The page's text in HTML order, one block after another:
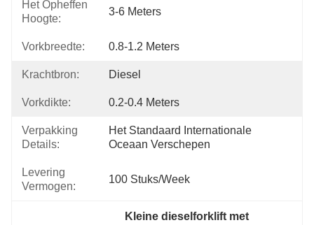
Het Opheffen
Hoogte:
3-6 Meters
Vorkbreedte: 0.8-1.2 Meters
Krachtbron: Diesel
Vorkdikte: 0.2-0.4 Meters
Verpakking
Details:
Het Standaard Internationale
Oceaan Verschepen
Levering
Vermogen:
100 Stuks/week
Kleine dieselforklift met